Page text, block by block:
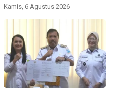
Kamis, 6 Agustus 2026